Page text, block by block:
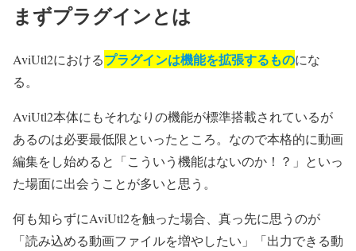
まずプラグインとは
AviUtl2におけるプラグインは機能を拡張するものにな
る。
AviUtl2本体にもそれなりの機能が標準搭載されているが
あるのは必要最低限といったところ。なので本格的に動画
編集をし始めると「こういう機能はないのか！？」といっ
た場面に出会うことが多いと思う。
何も知らずにAviUtl2を触った場合、真っ先に思うのが
「読み込める動画ファイルを増やしたい」「出力できる動